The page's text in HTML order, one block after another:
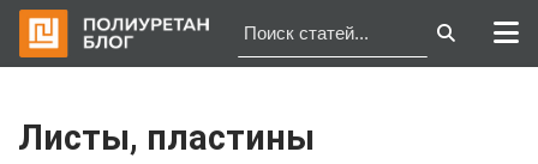
содержимому
Листы, пластины